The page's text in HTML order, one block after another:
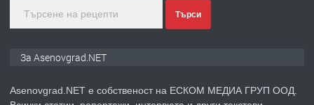
Търси
За Asenovgrad.NET
Asenovgrad.NET е собственост на ЕСКОМ МЕДИА ГРУП ООД.